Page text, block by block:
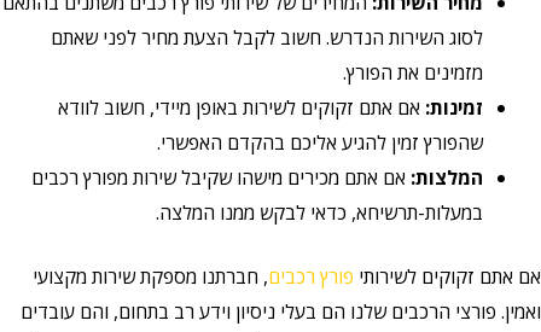
לסוג השירות הנדרש. חשוב לקבל הצעת מחיר לפני שאתם
מזמינים את הפורץ.
זמינות: אם אתם זקוקים לשירות באופן מיידי, חשוב לוודא
שהפורץ זמין להגיע אליכם בהקדם האפשרי.
המלצות: אם אתם מכירים מישהו שקיבל שירות מפורץ רכבים
במעלות-תרשיחא, כדאי לבקש ממנו המלצה.
אם אתם זקוקים לשירותי פורץ רכבים, חברתנו מספקת שירות מקצועי
ואמין. פורצי הרכבים שלנו הם בעלי ניסיון וידע רב בתחום, והם עובדים